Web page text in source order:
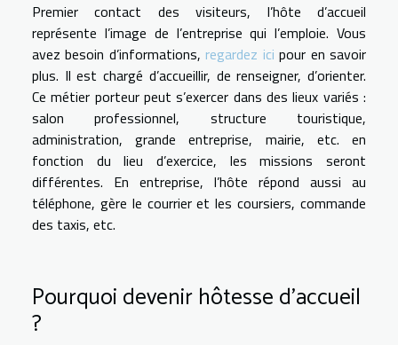
Premier contact des visiteurs, l’hôte d’accueil
représente l’image de l’entreprise qui l’emploie. Vous
avez besoin d’informations, regardez ici pour en savoir
plus. Il est chargé d’accueillir, de renseigner, d’orienter.
Ce métier porteur peut s’exercer dans des lieux variés :
salon professionnel, structure touristique,
administration, grande entreprise, mairie, etc. en
fonction du lieu d’exercice, les missions seront
différentes. En entreprise, l’hôte répond aussi au
téléphone, gère le courrier et les coursiers, commande
des taxis, etc.
Pourquoi devenir hôtesse d’accueil
?